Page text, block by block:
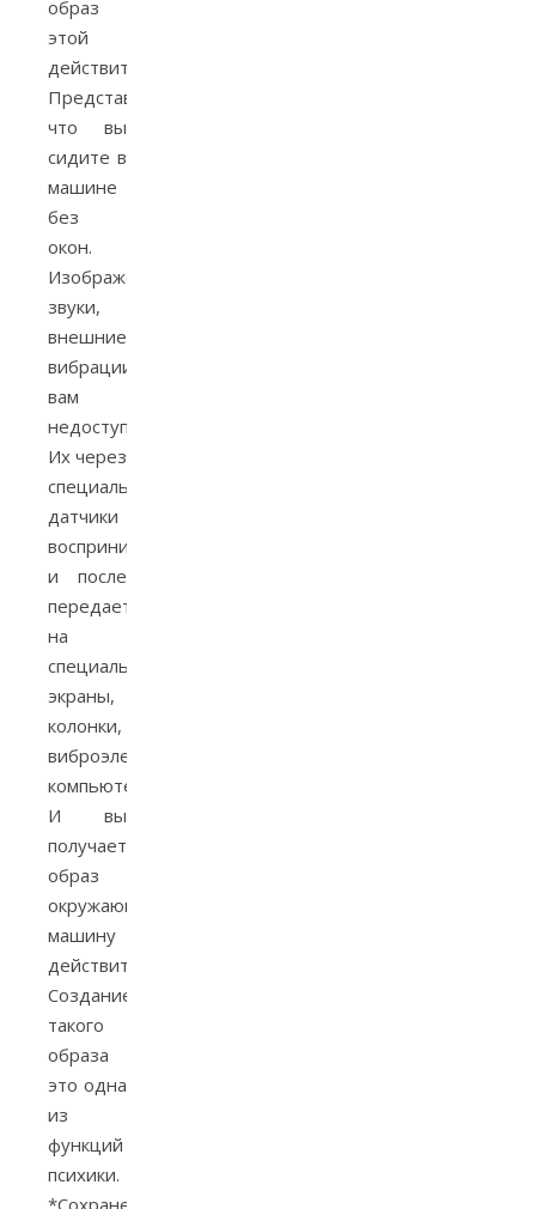
образ
этой
действительности.
Представьте
что вы
сидите в
машине
без
окон.
Изображения,
звуки,
внешние
вибрации
вам
недоступны.
Их через
специальные
датчики
воспринимает
и после
передает
на
специальные
экраны,
колонки,
виброэлементы
компьютер.
И вы
получаете
образ
окружающей
машину
действительности.
Создание
такого
образа
это одна
из
функций
психики.
*Сохранение